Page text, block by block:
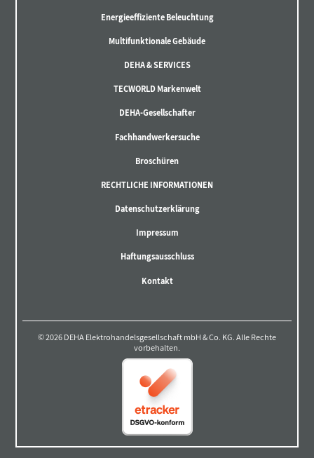
Energieeffiziente Beleuchtung
Multifunktionale Gebäude
DEHA & SERVICES
TECWORLD Markenwelt
DEHA-Gesellschafter
Fachhandwerkersuche
Broschüren
RECHTLICHE INFORMATIONEN
Datenschutzerklärung
Impressum
Haftungsausschluss
Kontakt
© 2026 DEHA Elektrohandelsgesellschaft mbH & Co. KG. Alle Rechte
vorbehalten.